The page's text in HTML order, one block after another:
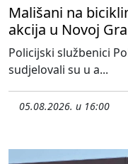
Mališani na
akcija u Novoj
Policijski službenici
sudjelovali su u a...
05.08.2026. u 16:00